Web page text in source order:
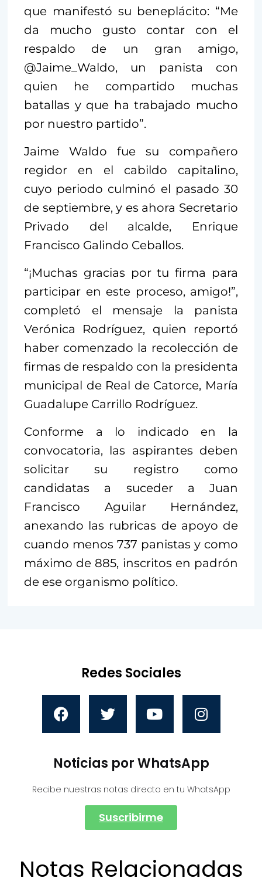
que manifestó su beneplácito: “Me
da mucho gusto contar con el
respaldo de un gran amigo,
@Jaime_Waldo, un panista con
quien he compartido muchas
batallas y que ha trabajado mucho
por nuestro partido”.
Jaime Waldo fue su compañero
regidor en el cabildo capitalino,
cuyo periodo culminó el pasado 30
de septiembre, y es ahora Secretario
Privado del alcalde, Enrique
Francisco Galindo Ceballos.
“¡Muchas gracias por tu firma para
participar en este proceso, amigo!”,
completó el mensaje la panista
Verónica Rodríguez, quien reportó
haber comenzado la recolección de
firmas de respaldo con la presidenta
municipal de Real de Catorce, María
Guadalupe Carrillo Rodríguez.
Conforme a lo indicado en la
convocatoria, las aspirantes deben
solicitar su registro como
candidatas a suceder a Juan
Francisco Aguilar Hernández,
anexando las rubricas de apoyo de
cuando menos 737 panistas y como
máximo de 885, inscritos en padrón
de ese organismo político.
Redes Sociales
Noticias por WhatsApp
Recibe nuestras notas directo en tu WhatsApp
Suscribirme
Notas Relacionadas